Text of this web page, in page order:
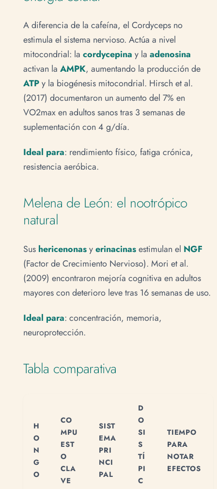
A diferencia de la cafeína, el Cordyceps no
estimula el sistema nervioso. Actúa a nivel
mitocondrial: la cordycepina y la adenosina
activan la AMPK, aumentando la producción de
ATPy la biogénesis mitocondrial. Hirsch et al.
(2017) documentaron un aumento del 7% en
VO2max en adultos sanos tras 3 semanas de
suplementación con 4 g/día.
Ideal para: rendimiento físico, fatiga crónica,
resistencia aeróbica.
Melena de León: el nootrópico
natural
Sus hericenonasyerinacinasestimulan el NGF
(Factor de Crecimiento Nervioso). Mori et al.
(2009) encontraron mejoría cognitiva en adultos
mayores con deterioro leve tras 16 semanas de uso.
Ideal para: concentración, memoria,
neuroprotección.
Tabla comparativa
H
O
N
G
O
CO
MPU
EST
O
CLA
VE
SIST
EMA
PRI
NCI
PAL
D
O
SI
S
TÍ
PI
C
TIEMPO
PARA
NOTAR
EFECTOS